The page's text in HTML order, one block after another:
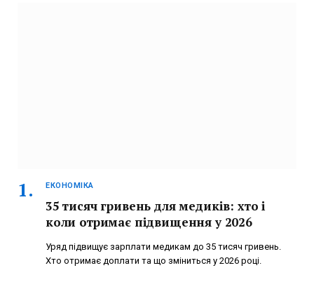
ЕКОНОМІКА
35 тисяч гривень для медиків: хто і
коли отримає підвищення у 2026
Уряд підвищує зарплати медикам до 35 тисяч гривень.
Хто отримає доплати та що зміниться у 2026 році.